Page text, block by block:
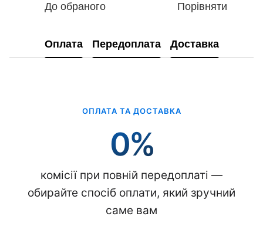
До обраного Порівняти
Оплата Передоплата Доставка
ОПЛАТА ТА ДОСТАВКА
0%
комісії при повній передоплаті —
обирайте спосіб оплати, який зручний
саме вам